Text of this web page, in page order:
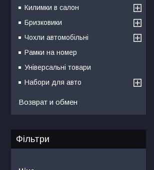
Килимки в салон
Бризковики
Чохли автомобільні
Рамки на номер
Універсальні товари
Набори для авто
Возврат и обмен
Фільтри